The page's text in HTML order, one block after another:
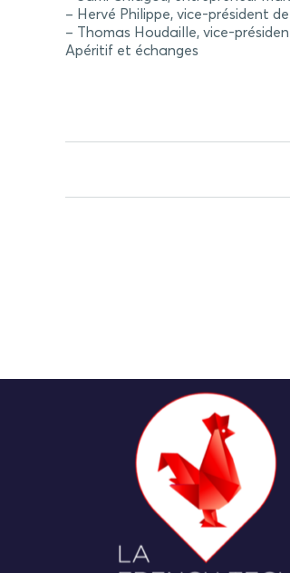
– Hervé Philippe, vice-président de
– Thomas Houdaille, vice-
Apéritif et échanges